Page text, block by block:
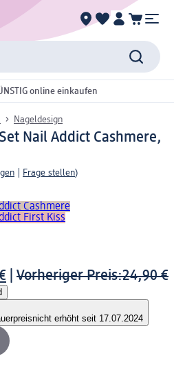
online einkaufen
Nageldesign
Nail Addict Cashmere,
Frage stellen)
Cashmere
First Kiss
Vorheriger Preis:24,90 €
nicht erhöht seit 17.07.2024